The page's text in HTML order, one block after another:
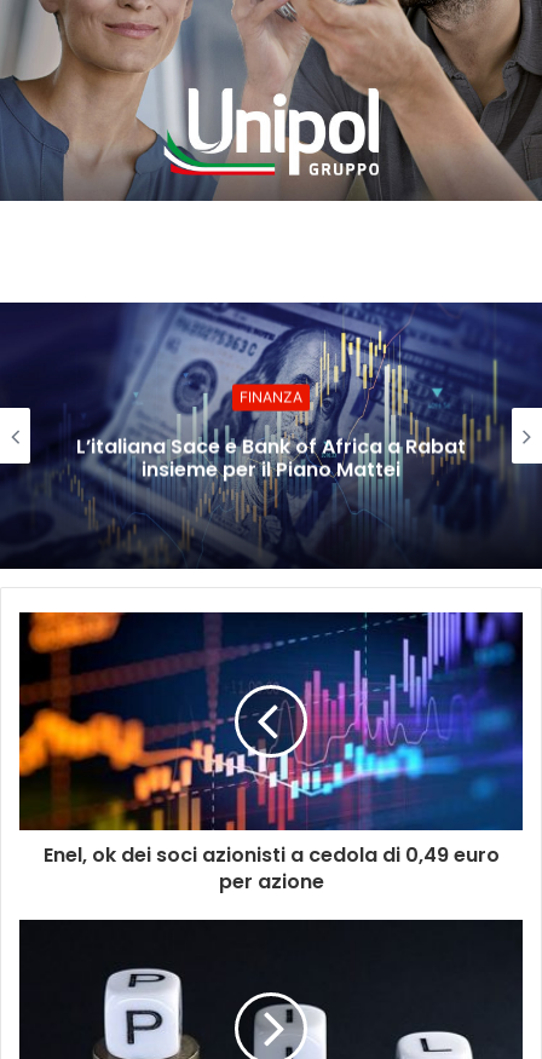
FINANZA
L’italiana Sace e Bank of Africa a Rabat
insieme per il Piano Mattei
Enel, ok dei soci azionisti a cedola di 0,49 euro
per azione